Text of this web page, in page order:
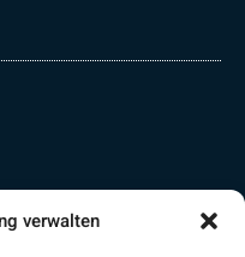
verwalten